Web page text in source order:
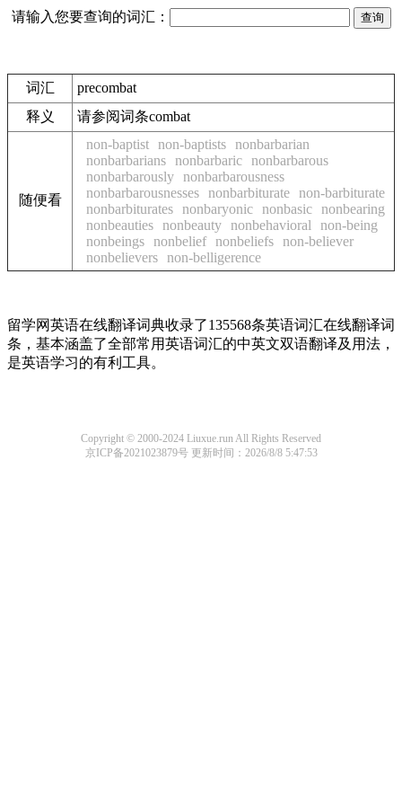
请输入您要查询的词汇：
词汇
precombat
释义
请参阅词条combat
随便看
non-baptist non-baptists
nonbarbarian
nonbarbarians
nonbarbaric
nonbarbarous
nonbarbarously
nonbarbarousness
nonbarbarousnesses
nonbarbiturate
non-barbiturate
nonbarbiturates
nonbaryonic nonbasic
nonbearing
nonbeauties
nonbeauty nonbehavioral
non-being
nonbeings
nonbelief nonbeliefs
non-believer
nonbelievers
non-belligerence
留学网英语在线翻译词典收录了135568条英语词汇在线翻译词
条，基本涵盖了全部常用英语词汇的中英文双语翻译及用法，
是英语学习的有利工具。
Copyright © 2000-2024 Liuxue.run All Rights Reserved
京ICP备2021023879号更新时间：2026/8/8 5:47:53